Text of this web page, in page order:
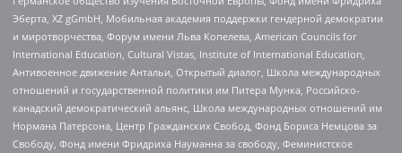
Эберта, XZ gGmbH, Мобильная академия поддержки гендерной демократии
и миротворчества, Форум имени Льва Копелева, American Councils for
International Education, Cultural Vistas, Institute of International Education,
Антивоенное движение Антальи, Открытый диалог, Школа международных
отношений и государственной политики им Питера Мунка, Российско-
канадский демократический альянс, Школа международных отношений им
Нормана Патерсона, Центр Гражданских Свобод, Фонд Бориса Немцова за
Свободу, Фонд имени Фридриха Науманна за свободу, Феминистское